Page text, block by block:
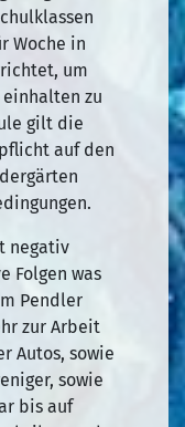
Woche in
um
zu
gilt die
auf den
negativ
Folgen was
Pendler
zur Arbeit
Autos, sowie
sowie
bis auf